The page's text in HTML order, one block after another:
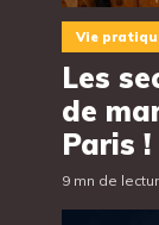
Vie
Les
de
Paris !
9 mn de